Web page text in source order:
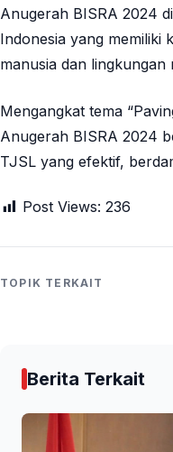
Anugerah BISRA 2024
Indonesia yang memiliki
manusia dan
Mengangkat tema
Anugerah BISRA 2024
TJSL yang efektif,
Post Views: 236
TOPIK TERKAIT
Berita Terkait